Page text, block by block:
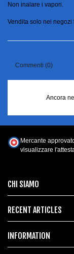
Non inalare i vapori.
Vendita solo nei negozi
Commenti (0)
Ancora
CHI SIAMO
RECENT ARTICLES
INFORMATION
Mercante
visualizzare